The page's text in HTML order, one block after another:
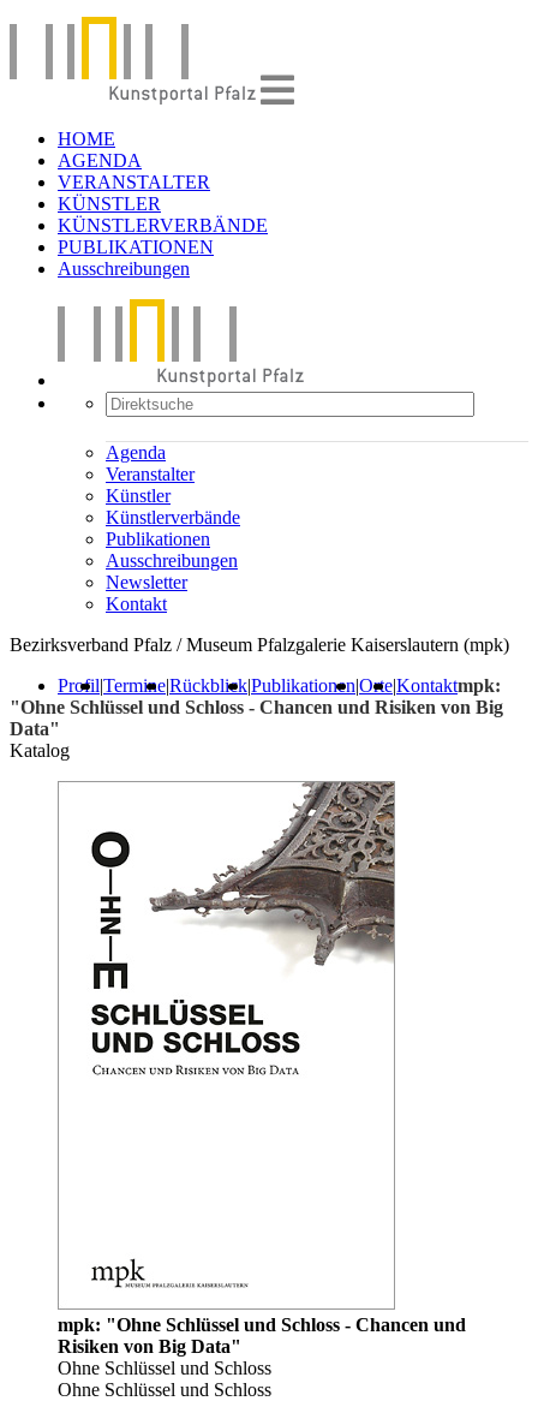
HOME
AGENDA
VERANSTALTER
KÜNSTLER
KÜNSTLERVERBÄNDE
PUBLIKATIONEN
Ausschreibungen
Agenda
Veranstalter
Künstler
Künstlerverbände
Publikationen
Ausschreibungen
Newsletter
Kontakt
Bezirksverband Pfalz / Museum Pfalzgalerie Kaiserslautern (mpk)
Profil|Termine|Rückblick|Publikationen|Orte|Kontaktmpk:
"Ohne Schlüssel und Schloss - Chancen und Risiken von Big
Data"
Katalog
mpk: "Ohne Schlüssel und Schloss - Chancen und
Risiken von Big Data"
Ohne Schlüssel und Schloss
Ohne Schlüssel und Schloss